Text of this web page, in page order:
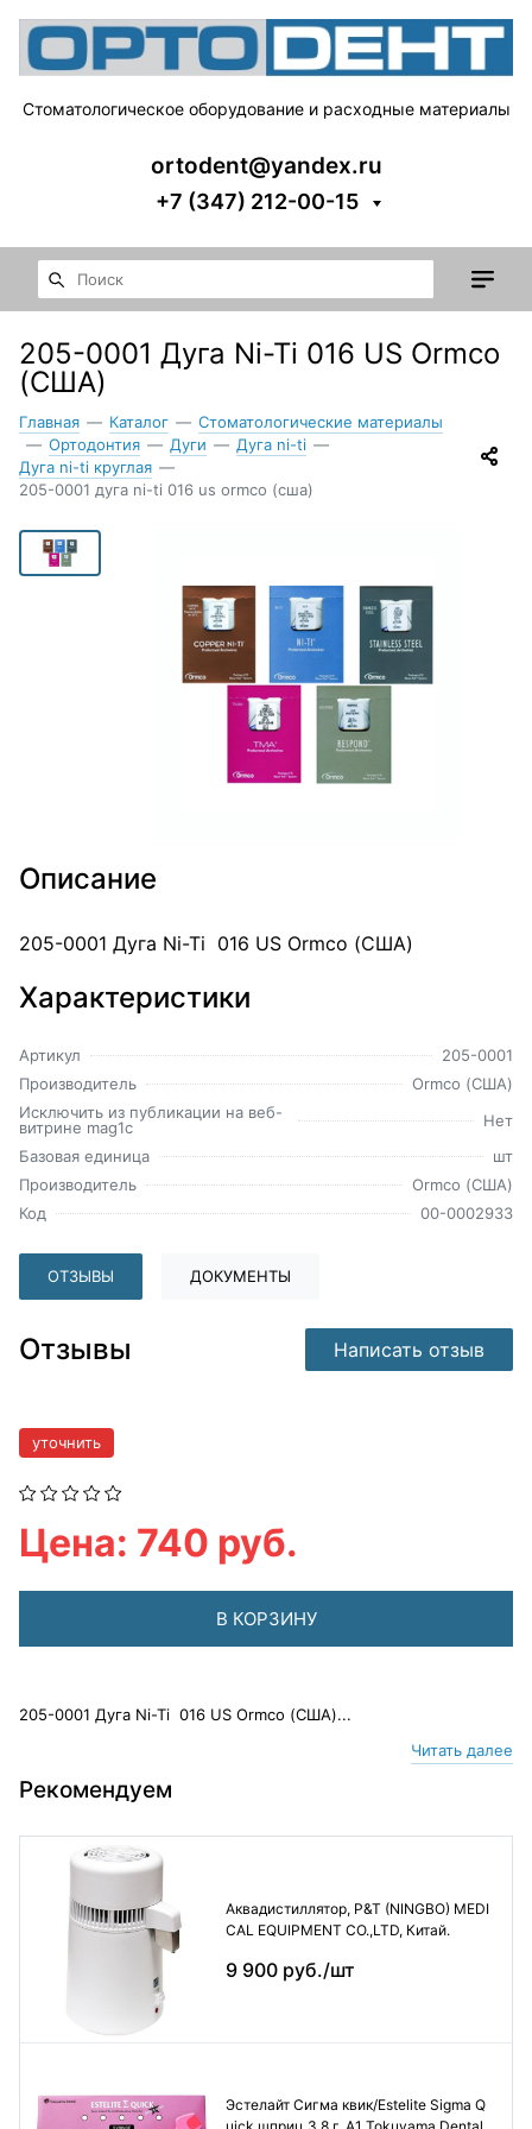
Стоматологическое оборудование и расходные материалы
ortodent@yandex.ru
+7 (347) 212-00-15
205-0001 Дуга Ni-Ti 016 US Ormco
(США)
Главная — Каталог — Стоматологические материалы
— Ортодонтия — Дуги — Дуга ni-ti —
Дуга ni-ti круглая —
205-0001 дуга ni-ti 016 us ormco (сша)
Описание
205-0001 Дуга Ni-Ti 016 US Ormco (США)
Характеристики
Артикул
205-0001
Производитель
Ormco (США)
Исключить из публикации на веб-
витрине mag1c
Нет
Базовая единица
шт
Производитель
Ormco (США)
Код
00-0002933
ОТЗЫВЫ ДОКУМЕНТЫ
Отзывы Написать отзыв
уточнить
Цена: 740 руб.
В КОРЗИНУ
205-0001 Дуга Ni-Ti 016 US Ormco (США)...
Читать далее
Рекомендуем
Аквадистиллятор, P&T (NINGBO) MEDI
CAL EQUIPMENT CO.,LTD, Китай.
9 900 руб./шт
Эстелайт Сигма квик/Estelite Sigma Q